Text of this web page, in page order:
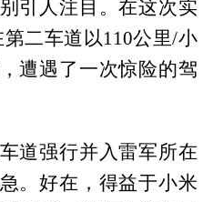
引人注目。在这次实
二车道以110公里/小
遭遇了一次惊险的驾
道强行并入雷军所在
。好在，得益于小米